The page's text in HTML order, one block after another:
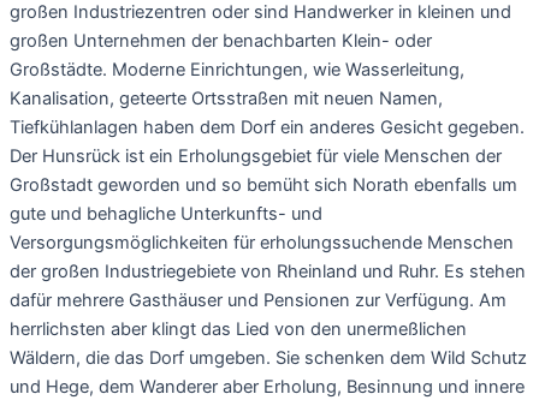
großen Industriezentren oder sind Handwerker in kleinen und
großen Unternehmen der benachbarten Klein- oder
Großstädte. Moderne Einrichtungen, wie Wasserleitung,
Kanalisation, geteerte Ortsstraßen mit neuen Namen,
Tiefkühlanlagen haben dem Dorf ein anderes Gesicht gegeben.
Der Hunsrück ist ein Erholungsgebiet für viele Menschen der
Großstadt geworden und so bemüht sich Norath ebenfalls um
gute und behagliche Unterkunfts- und
Versorgungsmöglichkeiten für erholungssuchende Menschen
der großen Industriegebiete von Rheinland und Ruhr. Es stehen
dafür mehrere Gasthäuser und Pensionen zur Verfügung. Am
herrlichsten aber klingt das Lied von den unermeßlichen
Wäldern, die das Dorf umgeben. Sie schenken dem Wild Schutz
und Hege, dem Wanderer aber Erholung, Besinnung und innere